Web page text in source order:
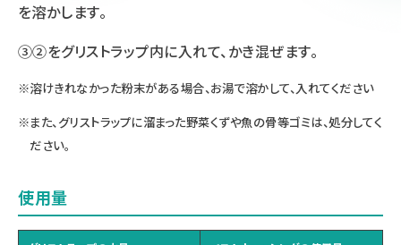
を溶かします。
③②をグリストラップ内に入れて、かき混ぜます。
※溶けきれなかった粉末がある場合、お湯で溶かして、入れてください
※また、グリストラップに溜まった野菜くずや魚の骨等ゴミは、処分してく
ださい。
使用量